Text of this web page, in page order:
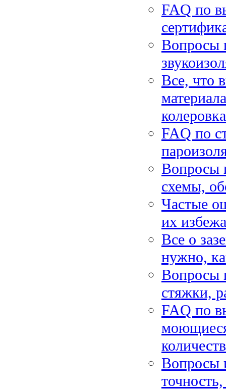
FAQ по
Вопросы
Все, что
колеровка
FAQ по
Вопросы
схемы,
Частые
их
Все о
нужно,
Вопросы
стяжки,
FAQ по
Вопросы